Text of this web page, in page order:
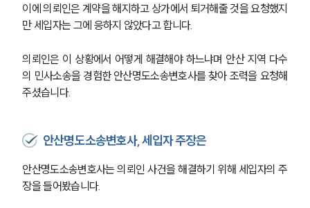
이에 의뢰인은 계약을 해지하고 상가에서 퇴거해줄 것을 요청했지
만 세입자는 그에 응하지 않았다고 합니다.
의뢰인은 이 상황에서 어떻게 해결해야 하느냐며 안산 지역 다수
의 민사소송을 경험한 안산명도소송변호사를 찾아 조력을 요청해
주셨습니다.
안산명도소송변호사, 세입자 주장은
안산명도소송변호사는 의뢰인 사건을 해결하기 위해 세입자의 주
장을 들어봤습니다.